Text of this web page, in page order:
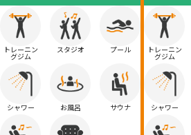
トレーニン
グジム
スタジオ プール
シャワー お風呂 サウナ
トレーニン
グジム
シャワー